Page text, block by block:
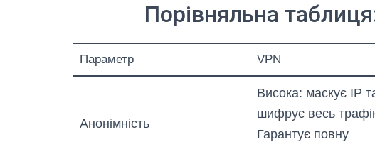
Порівняльна
Параметр VPN
Анонімність
Висока: маскує IP
шифрує весь
Гарантує повну